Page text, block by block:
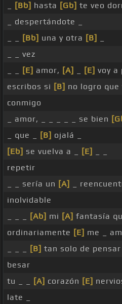
[Bb] hasta [Gb] te veo
_ despertándote _
[Bb] una y otra [B]
_ _ vez
[E] amor, [A] [E] voy a
escribos si [B] no logro
conmigo
_ amor, _ _ _ _ _ se bien
_ que _
[B] ojalá _
[Eb] se vuelva a _ [E]
repetir
_ _ sería un [A] _
inolvidable
[Ab] mi [A] fantasía
ordinariamente [E] me _
[B] tan solo de pensar
besar
tu _ _
[A] corazón [E]
late _